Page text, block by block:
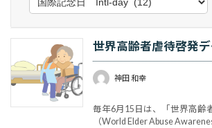
世界高齢者虐待啓発デ
神田 和幸
毎年6月15日は、「世界高齢
（World Elder Abuse